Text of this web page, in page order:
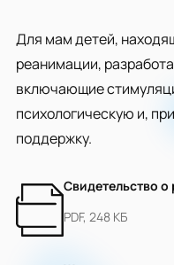
Для мам детей,
реанимации,
включающие
психологическую и,
поддержку.
Свидетельство
PDF, 248 КБ